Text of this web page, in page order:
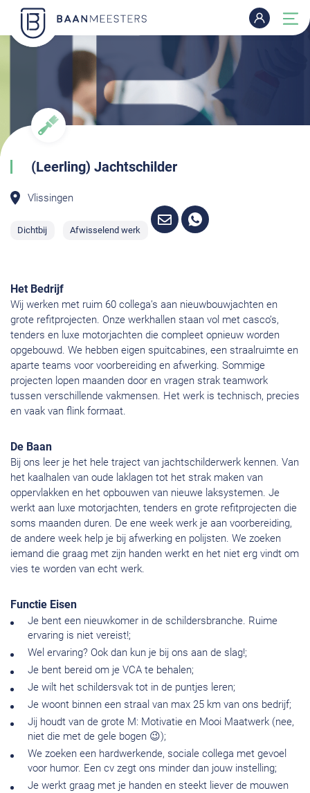
(Leerling) Jachtschilder
Vlissingen
Dichtbij Afwisselend werk
Het Bedrijf
Wij werken met ruim 60 collega’s aan nieuwbouwjachten en
grote refitprojecten. Onze werkhallen staan vol met casco’s,
tenders en luxe motorjachten die compleet opnieuw worden
opgebouwd. We hebben eigen spuitcabines, een straalruimte en
aparte teams voor voorbereiding en afwerking. Sommige
projecten lopen maanden door en vragen strak teamwork
tussen verschillende vakmensen. Het werk is technisch, precies
en vaak van flink formaat.
De Baan
Bij ons leer je het hele traject van jachtschilderwerk kennen. Van
het kaalhalen van oude laklagen tot het strak maken van
oppervlakken en het opbouwen van nieuwe laksystemen. Je
werkt aan luxe motorjachten, tenders en grote refitprojecten die
soms maanden duren. De ene week werk je aan voorbereiding,
de andere week help je bij afwerking en polijsten. We zoeken
iemand die graag met zijn handen werkt en het niet erg vindt om
vies te worden van echt werk.
Functie Eisen
Je bent een nieuwkomer in de schildersbranche. Ruime
ervaring is niet vereist!;
Wel ervaring? Ook dan kun je bij ons aan de slag!;
Je bent bereid om je VCA te behalen;
Je wilt het schildersvak tot in de puntjes leren;
Je woont binnen een straal van max 25 km van ons bedrijf;
Jij houdt van de grote M: Motivatie en Mooi Maatwerk (nee,
niet die met de gele bogen 😉);
We zoeken een hardwerkende, sociale collega met gevoel
voor humor. Een cv zegt ons minder dan jouw instelling;
Je werkt graag met je handen en steekt liever de mouwen